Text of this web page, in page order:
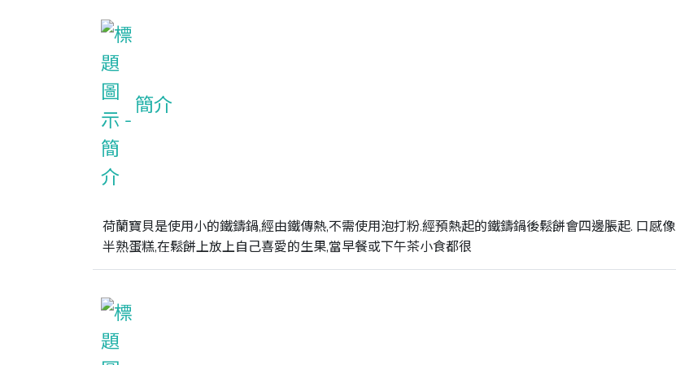
簡介
荷蘭寶貝是使用小的鐵鑄鍋,經由鐵傳熱,不需使用泡打粉.經預熱起的鐵鑄鍋後鬆餅會四邊脹起. 口感像
半熟蛋糕,在鬆餅上放上自己喜愛的生果,當早餐或下午茶小食都很